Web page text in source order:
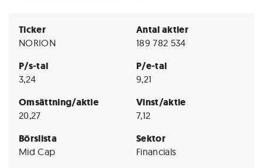
Ticker
NORION
Antal aktier
189 782 534
P/s-tal
3,24
P/e-tal
9,21
Omsättning/aktie
20,27
Vinst/aktie
7,12
Börslista
Mid Cap
Sektor
Financials